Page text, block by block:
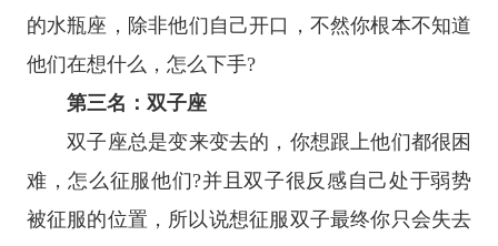
的水瓶座 ，除非他们自己开口，不然你根本不知道
他们在想什么，怎么下手?
第三名： 双子座
双子座总是变来变去的，你想跟上他们都很困
难，怎么征服他们?并且双子很反感自己处于弱势
被征服的位置，所以说想征服双子最终你只会失去